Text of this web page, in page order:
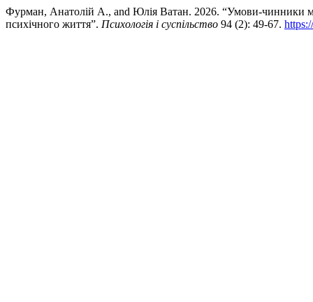
Фурман, Анатолій А., and Юлія Ватан. 2026. “Умови-чинники
психічного життя”. Психологія і суспільство 94 (2): 49-67.